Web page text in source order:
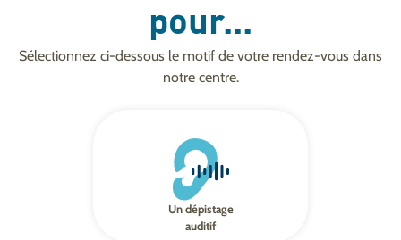
pour...
Sélectionnez ci-dessous le motif de votre rendez-vous dans
notre centre.
Un dépistage
auditif